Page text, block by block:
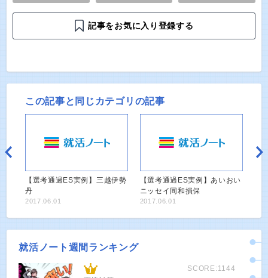
記事をお気に入り登録する
この記事と同じカテゴリの記事
【選考通過ES実例】三越伊勢
丹
2017.06.01
【選考通過ES実例】あいおい
ニッセイ同和損保
2017.06.01
就活ノート週間ランキング
SCORE:1144